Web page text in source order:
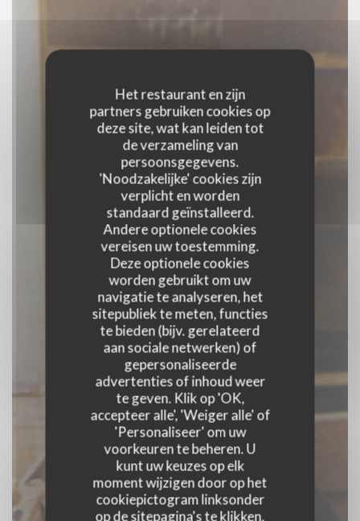
Het restaurant en zijn
partners gebruiken cookies op
deze site, wat kan leiden tot
de verzameling van
persoonsgegevens.
'Noodzakelijke' cookies zijn
verplicht en worden
standaard geïnstalleerd.
Andere optionele cookies
vereisen uw toestemming.
Deze optionele cookies
worden gebruikt om uw
navigatie te analyseren, het
sitepubliek te meten, functies
te bieden (bijv. gerelateerd
aan sociale netwerken) of
gepersonaliseerde
advertenties of inhoud weer
te geven. Klik op 'OK,
accepteer alle', 'Weiger alle' of
'Personaliseer' om uw
voorkeuren te beheren. U
kunt uw keuzes op elk
moment wijzigen door op het
cookiepictogram linksonder
op de sitepagina's te klikken.
Le café des anges
COFFEE RESTAURANT |PARIS
RESERVEER EEN TAFEL